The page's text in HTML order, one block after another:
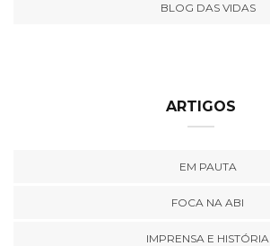
BLOG DAS VIDAS
ARTIGOS
EM PAUTA
FOCA NA ABI
IMPRENSA E HISTÓRIA